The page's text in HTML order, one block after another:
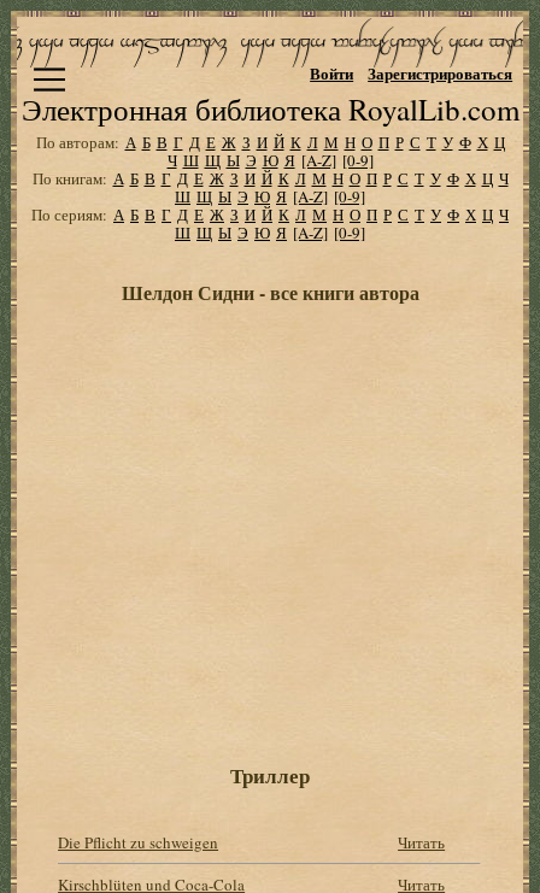
Электронная библиотека RoyalLib.com
Войти Зарегистрироваться
По авторам: А Б В Г Д Е Ж З И Й К Л М Н О П Р С Т У Ф Х Ц
Ч Ш Щ Ы Э Ю Я [A-Z] [0-9]
По книгам: А Б В Г Д Е Ж З И Й К Л М Н О П Р С Т У Ф Х Ц Ч
Ш Щ Ы Э Ю Я [A-Z] [0-9]
По сериям: А Б В Г Д Е Ж З И Й К Л М Н О П Р С Т У Ф Х Ц Ч
Ш Щ Ы Э Ю Я [A-Z] [0-9]
Шелдон Сидни - все книги автора
Триллер
Die Pflicht zu schweigen
Читать
Kirschblüten und Coca-Cola
Читать